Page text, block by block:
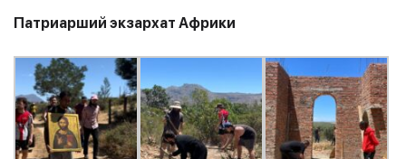
Патриарший экзархат Африки